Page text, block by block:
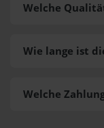
Welche
Welche
Wie lange ist